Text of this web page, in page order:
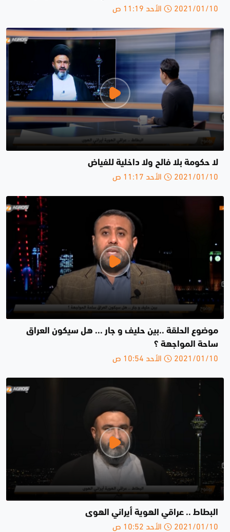
2021/01/10 الأحد 11:19 ص
لا حكومة بلا فالح ولا داخلية للفياض
2021/01/10 الأحد 11:17 ص
موضوع الحلقة ..بين حليف و جار ... هل سيكون العراق
ساحة المواجهة ؟
2021/01/10 الأحد 10:54 ص
البطاط .. عراقي الهوية أيراني الهوى
2021/01/10 الأحد 10:52 ص